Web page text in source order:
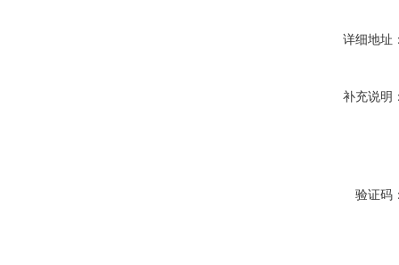
详细地址
补充说明
验证码